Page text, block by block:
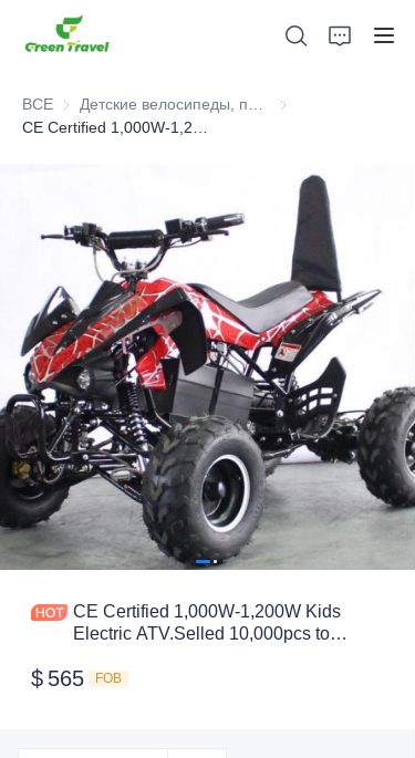
ВСЕ
Детские
CE Certified 1,000W-1,200W Kids
Electric ATV.Selled 10,000pcs to
$ 565 FOB
Продукция
О нас
Новости и случаи сотрудничества
Производственные базы и процессы
Поддерживать